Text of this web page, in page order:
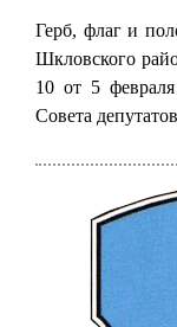
Герб, флаг и
Шкловского
10 от 5
Совета